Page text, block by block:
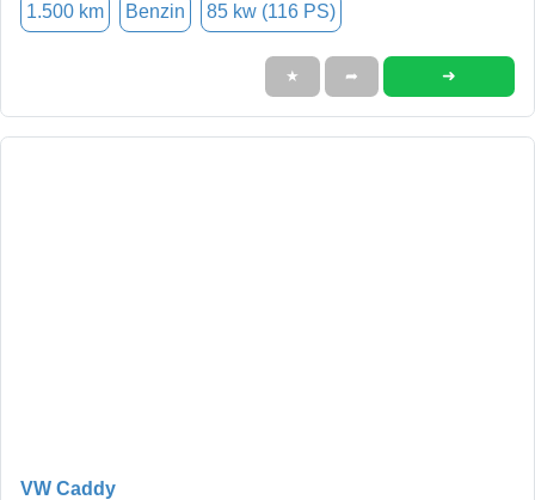
1.500 km Benzin 85 kw (116 PS)
★ ➦ ➜
VW Caddy